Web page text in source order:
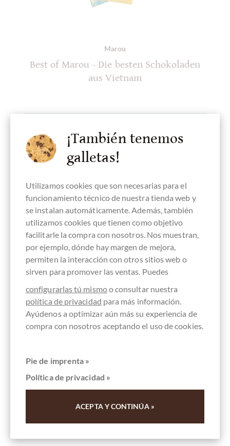
Marou
Best of Marou - Die besten Schokoladen
aus Vietnam
¡Actualmente agotado !
¡También tenemos
galletas!
Utilizamos cookies que son necesarias para el
funcionamiento técnico de nuestra tienda web y
se instalan automáticamente. Además, también
utilizamos cookies que tienen como objetivo
facilitarle la compra con nosotros. Nos muestran,
por ejemplo, dónde hay margen de mejora,
permiten la interacción con otros sitios web o
sirven para promover las ventas. Puedes
configurarlas tú mismoo consultar nuestra
política de privacidad para más información.
Ayúdenos a optimizar aún más su experiencia de
compra con nosotros aceptando el uso de cookies.
Pie de imprenta »
Política de privacidad »
ACEPTA Y CONTINÚA »